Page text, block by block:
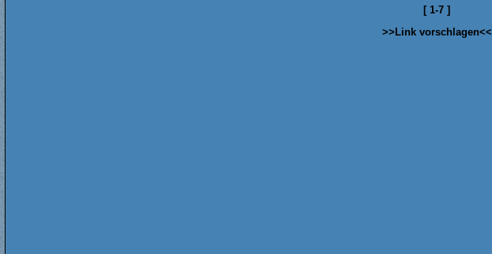
[ 1-7 ]
>>Link vorschlagen<<